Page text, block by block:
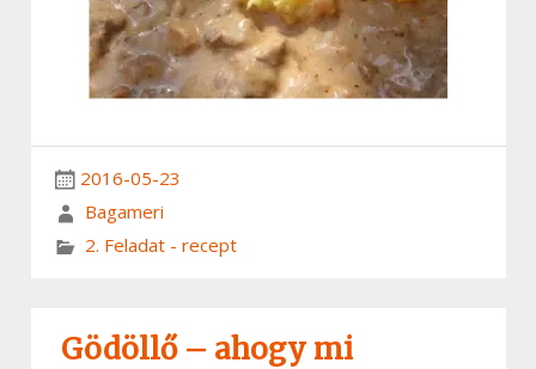
2016-05-23
Bagameri
2. Feladat - recept
Gödöllő – ahogy mi